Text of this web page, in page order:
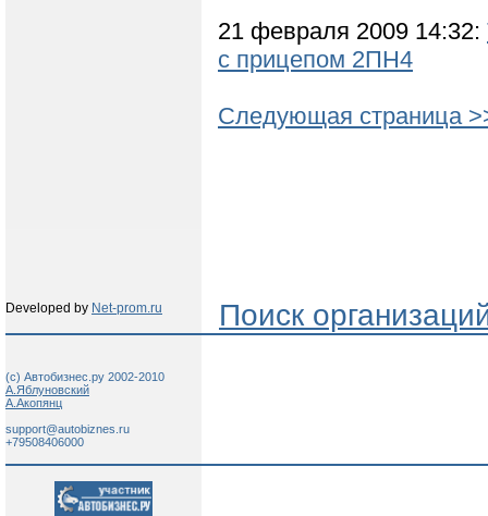
21 февраля 2009 14:32:
с прицепом 2ПН4
Следующая страница
Developed by Net-prom.ru Поиск
(c) Автобизнес.ру 2002-2010
А.Яблуновский
А.Акопянц
support@autobiznes.ru
+79508406000